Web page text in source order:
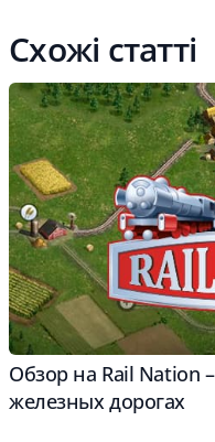
Схожі статті
Обзор на Rail Nation
железных дорогах